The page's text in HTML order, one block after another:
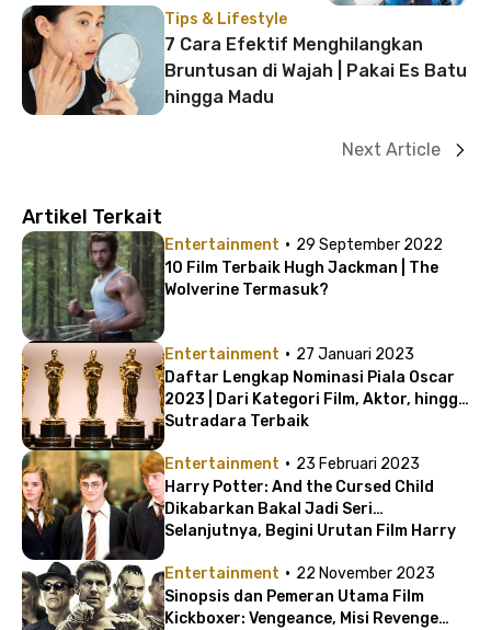
Tips & Lifestyle
7 Cara Efektif Menghilangkan
Bruntusan di Wajah | Pakai Es Batu
hingga Madu
Next Article
Artikel Terkait
Entertainment · 29 September 2022
10 Film Terbaik Hugh Jackman | The
Wolverine Termasuk?
Entertainment · 27 Januari 2023
Daftar Lengkap Nominasi Piala Oscar
2023 | Dari Kategori Film, Aktor, hingga
Sutradara Terbaik
Entertainment · 23 Februari 2023
Harry Potter: And the Cursed Child
Dikabarkan Bakal Jadi Seri
Selanjutnya, Begini Urutan Film Harry
Entertainment · 22 November 2023
Sinopsis dan Pemeran Utama Film
Kickboxer: Vengeance, Misi Revenge